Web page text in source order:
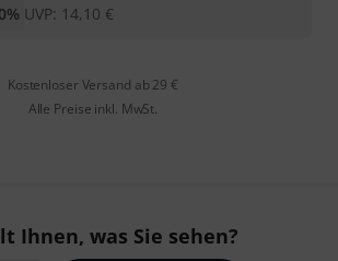
UVP: 14,10 €
Kostenloser Versand ab 29 €
Alle Preise inkl. MwSt.
Ihnen, was Sie sehen?